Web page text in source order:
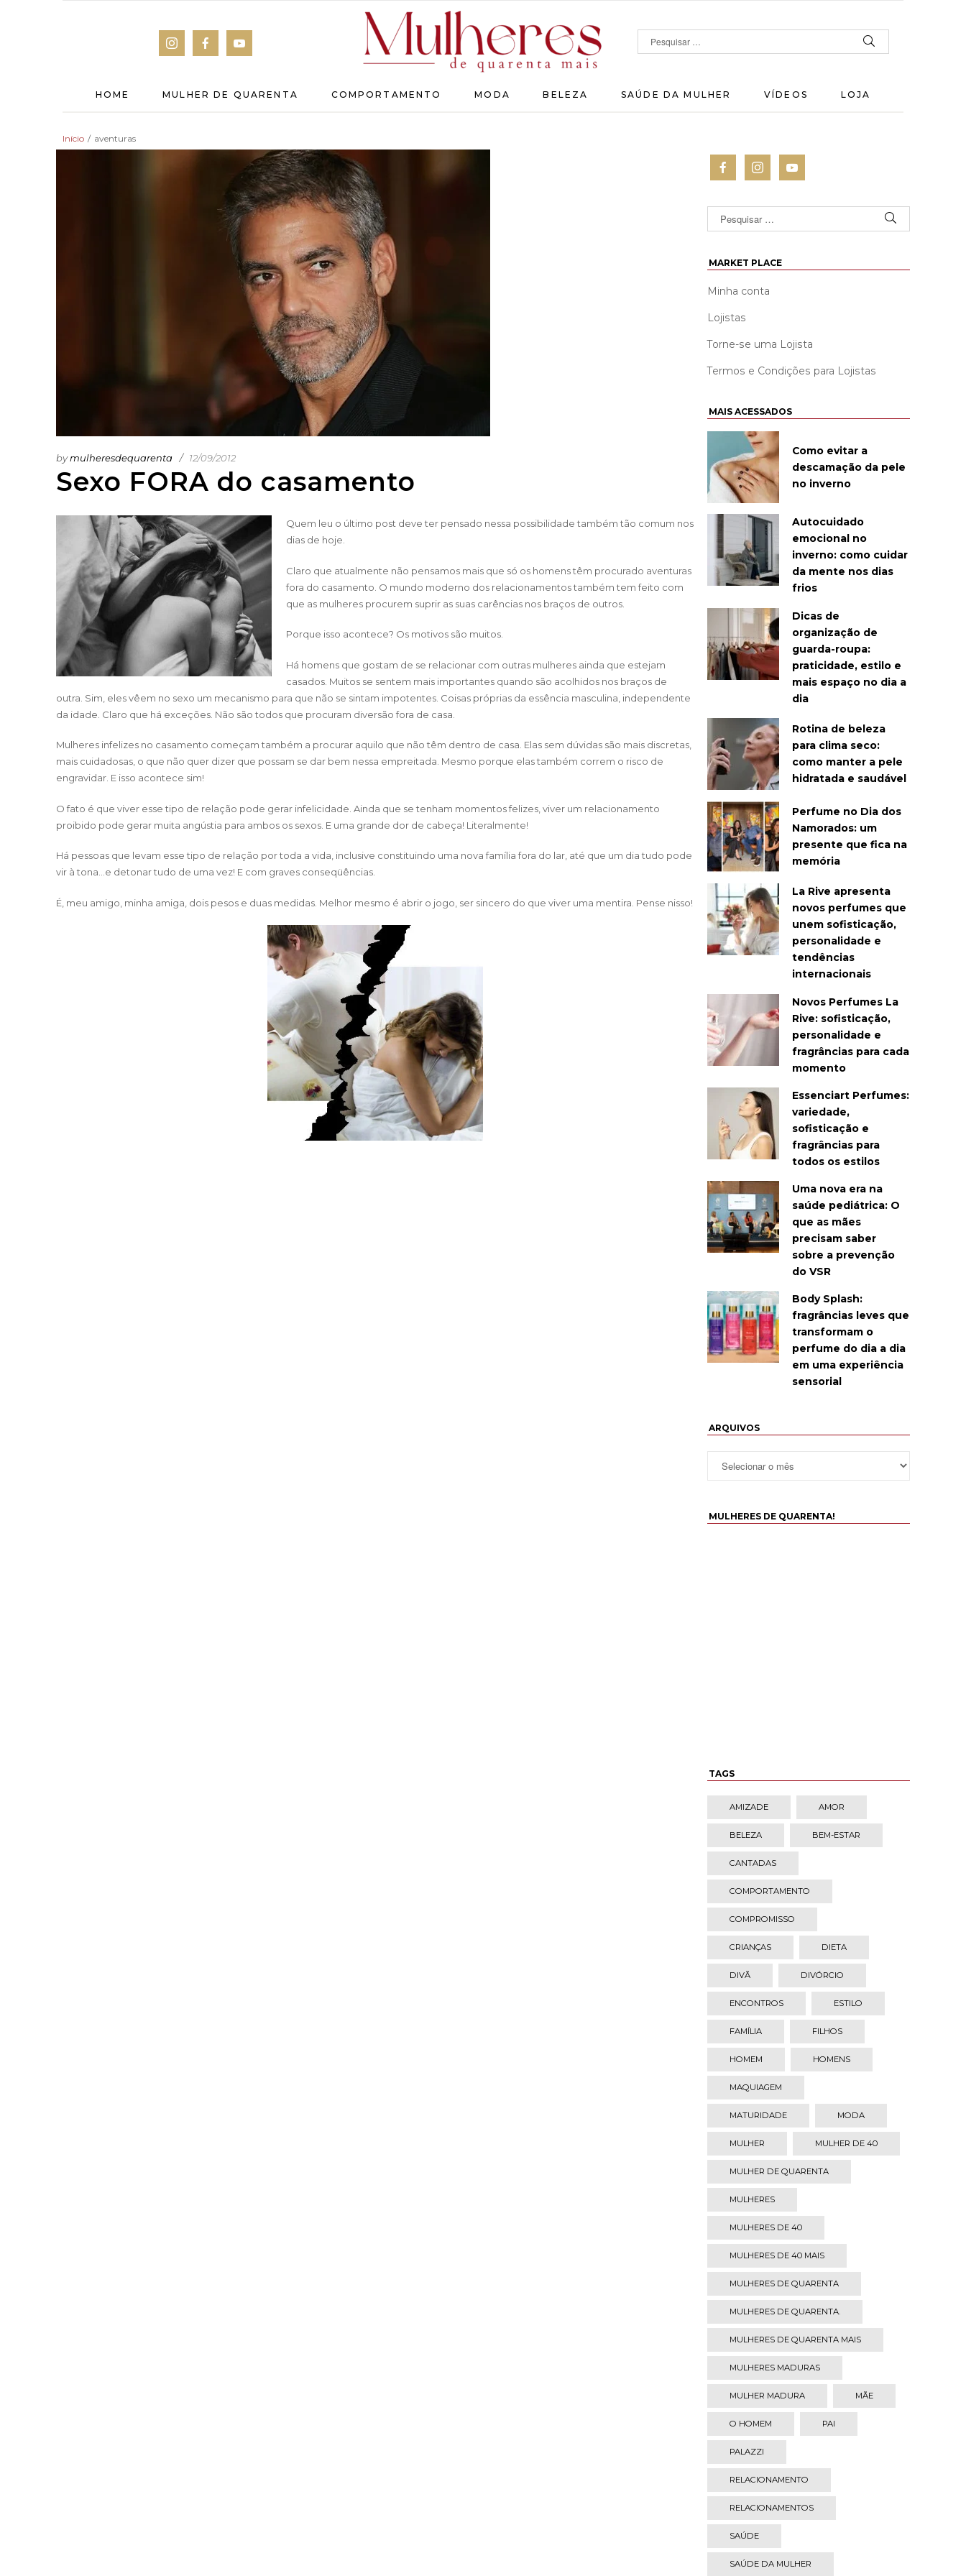
MULHERES
Para
as
mulheres
que
chegaram
lá!
HOME MULHER DE QUARENTA COMPORTAMENTO MODA BELEZA SAÚDE DA MULHER VÍDEOS LOJA
Início / aventuras
Sexo FORA do casamento
bymulheresdequarenta 12/09/2012
Quem leu o último post deve ter pensado nessa possibilidade também tão comum nos
dias de hoje.
Claro que atualmente não pensamos mais que só os homens têm procurado aventuras
fora do casamento. O mundo moderno dos relacionamentos também tem feito com
que as mulheres procurem suprir as suas carências nos braços de outros.
Porque isso acontece? Os motivos são muitos.
Há homens que gostam de se relacionar com outras mulheres ainda que estejam
casados. Muitos se sentem mais importantes quando são acolhidos nos braços de
outra. Sim, eles vêem no sexo um mecanismo para que não se sintam impotentes. Coisas próprias da essência masculina, independente
da idade. Claro que há exceções. Não são todos que procuram diversão fora de casa.
Mulheres infelizes no casamento começam também a procurar aquilo que não têm dentro de casa. Elas sem dúvidas são mais discretas,
mais cuidadosas, o que não quer dizer que possam se dar bem nessa empreitada. Mesmo porque elas também correm o risco de
engravidar. E isso acontece sim!
O fato é que viver esse tipo de relação pode gerar infelicidade. Ainda que se tenham momentos felizes, viver um relacionamento
proibido pode gerar muita angústia para ambos os sexos. E uma grande dor de cabeça! Literalmente!
Há pessoas que levam esse tipo de relação por toda a vida, inclusive constituindo uma nova família fora do lar, até que um dia tudo pode
vir à tona…e detonar tudo de uma vez! E com graves conseqüências.
É, meu amigo, minha amiga, dois pesos e duas medidas. Melhor mesmo é abrir o jogo, ser sincero do que viver uma mentira. Pense nisso!
MARKET PLACE
Minha conta
Lojistas
Torne-se uma Lojista
Termos e Condições para Lojistas
MAIS ACESSADOS
Como evitar a
descamação da pele
no inverno
Autocuidado
emocional no
inverno: como cuidar
da mente nos dias
frios
Dicas de
organização de
guarda-roupa:
praticidade, estilo e
mais espaço no dia a
dia
Rotina de beleza
para clima seco:
como manter a pele
hidratada e saudável
Perfume no Dia dos
Namorados: um
presente que fica na
memória
La Rive apresenta
novos perfumes que
unem sofisticação,
personalidade e
tendências
internacionais
Novos Perfumes La
Rive: sofisticação,
personalidade e
fragrâncias para cada
momento
Essenciart Perfumes:
variedade,
sofisticação e
fragrâncias para
todos os estilos
Uma nova era na
saúde pediátrica: O
que as mães
precisam saber
sobre a prevenção
do VSR
Body Splash:
fragrâncias leves que
transformam o
perfume do dia a dia
em uma experiência
sensorial
ARQUIVOS
MULHERES DE QUARENTA!
TAGS
AMIZADE AMOR
BELEZA BEM-ESTAR
CANTADAS
COMPORTAMENTO
COMPROMISSO
CRIANÇAS DIETA
DIVÃ DIVÓRCIO
ENCONTROS ESTILO
FAMÍLIA FILHOS
HOMEM HOMENS
MAQUIAGEM
MATURIDADE MODA
MULHER MULHER DE 40
MULHER DE QUARENTA
MULHERES
MULHERES DE 40
MULHERES DE 40 MAIS
MULHERES DE QUARENTA
MULHERES DE QUARENTA.
MULHERES DE QUARENTA MAIS
MULHERES MADURAS
MULHER MADURA MÃE
O HOMEM PAI
PALAZZI
RELACIONAMENTO
RELACIONAMENTOS
SAÚDE
SAÚDE DA MULHER